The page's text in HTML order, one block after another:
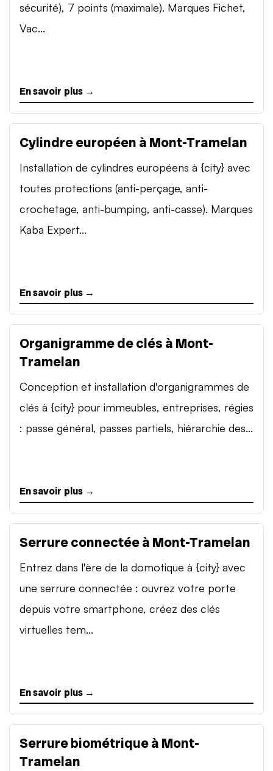
sécurité), 7 points (maximale). Marques Fichet,
Vac...
En savoir plus →
Cylindre européen à Mont-Tramelan
Installation de cylindres européens à {city} avec
toutes protections (anti-perçage, anti-
crochetage, anti-bumping, anti-casse). Marques
Kaba Expert...
En savoir plus →
Organigramme de clés à Mont-
Tramelan
Conception et installation d'organigrammes de
clés à {city} pour immeubles, entreprises, régies
: passe général, passes partiels, hiérarchie des...
En savoir plus →
Serrure connectée à Mont-Tramelan
Entrez dans l'ère de la domotique à {city} avec
une serrure connectée : ouvrez votre porte
depuis votre smartphone, créez des clés
virtuelles tem...
En savoir plus →
Serrure biométrique à Mont-
Tramelan